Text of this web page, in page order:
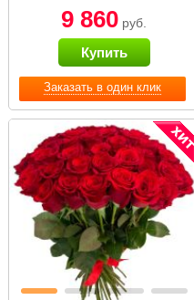
Заказать в один клик
9 860 руб.
Купить